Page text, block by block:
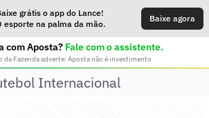
grátis o app do Lance!
esporte na palma da mão.
Baixe agora
com Aposta? Fale com o assistente.
da Fazenda adverte: Aposta não é investimento
Internacional